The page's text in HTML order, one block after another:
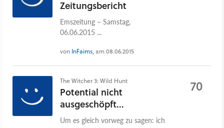
Zeitungsbericht
Emszeitung – Samstag,
06.06.2015 ...
von InFaims, am 08.06.2015
The Witcher 3: Wild Hunt
Potential nicht
ausgeschöpft...
Um es gleich vorweg zu sagen: ich
70